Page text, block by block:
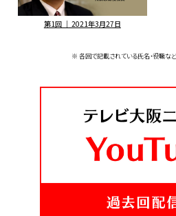
第1回 ｜ 2021年3月27日
※ 各回で記載されている氏名・役職な